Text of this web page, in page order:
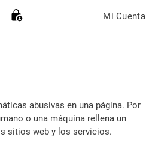
Mi Cuenta
abusivas en una página. Por
o una máquina rellena un
sitios web y los servicios.